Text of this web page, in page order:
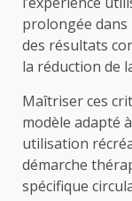
prolongée
des résultats
la réduction de
Maîtriser ces
modèle adapté à
utilisation
démarche
spécifique